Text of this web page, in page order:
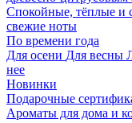
Спокойные, тёплые и
свежие ноты
По времени года
Для осени Для весны
нее
Новинки
Подарочные
Ароматы для дома и